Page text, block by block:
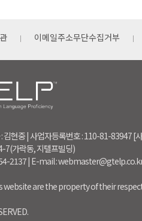
이메일주소무단수집거부
김현중 | 사업자등록번호 : 110-81-83947
7(가락동, 지텔프빌딩)
2137 | E-mail :
website are the property of their